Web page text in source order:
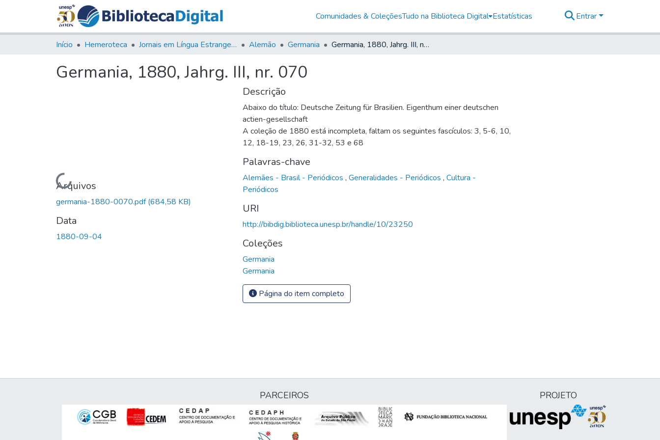
Comunidades & ColeçõesTudo na Biblioteca Digital Estatísticas Entrar
Início Hemeroteca Jornais em Língua Estrangeira Alemão Germania Germania, 1880, Jahrg. III, nr. 070
Germania, 1880, Jahrg. III, nr. 070
Carregando...
Arquivos
germania-1880-0070.pdf(684,58 KB)
Data
1880-09-04
Descrição
Abaixo do título: Deutsche Zeitung für Brasilien. Eigenthum einer deutschen
actien-gesellschaft
A coleção de 1880 está incompleta, faltam os seguintes fascículos: 3, 5-6, 10,
12, 18-19, 23, 26, 31-32, 53 e 68
Palavras-chave
Alemães - Brasil - Periódicos , Generalidades - Periódicos , Cultura -
Periódicos
URI
http://bibdig.biblioteca.unesp.br/handle/10/23250
Coleções
Germania
Germania
Página do item completo
PARCEIROS PROJETO